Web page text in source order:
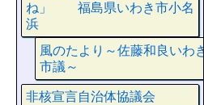
ね」 福島県いわき市小名
浜
風のたより～佐藤和良いわき
市議～
非核宣言自治体協議会